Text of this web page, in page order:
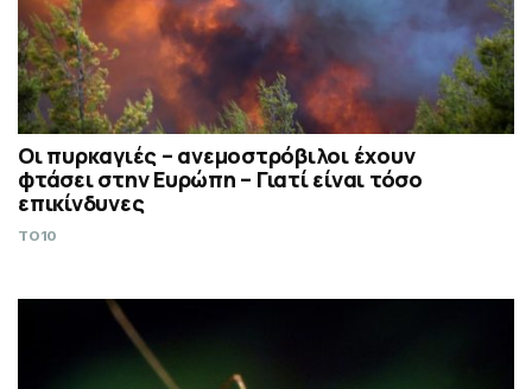
Οι πυρκαγιές – ανεμοστρόβιλοι έχουν
φτάσει στην Ευρώπη – Γιατί είναι τόσο
επικίνδυνες
TO10